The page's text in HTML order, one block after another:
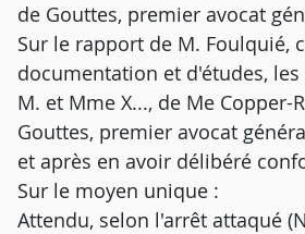
de Gouttes, premier avocat
Sur le rapport de M. Foulquié,
documentation et d'études,
M. et Mme X..., de Me
Gouttes, premier avocat
et après en avoir délibéré
Sur le moyen unique :
Attendu, selon l'arrêt attaqué